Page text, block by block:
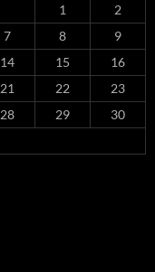
1
2
7 8
9
14 15
16
21 22
23
28 29
30